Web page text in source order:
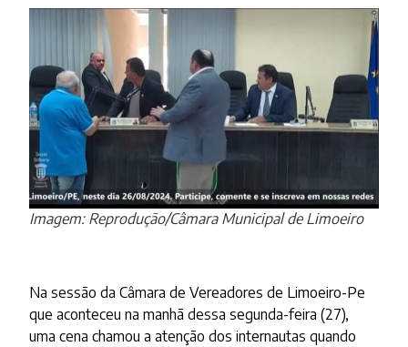
Imagem: Reprodução/Câmara Municipal de Limoeiro
Na sessão da Câmara de Vereadores de Limoeiro-Pe
que aconteceu na manhã dessa segunda-feira (27),
uma cena chamou a atenção dos internautas quando